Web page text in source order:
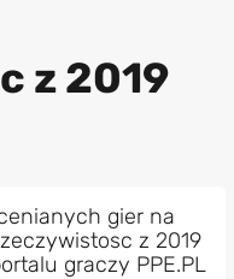
z 2019
gier na
z 2019
graczy PPE.PL